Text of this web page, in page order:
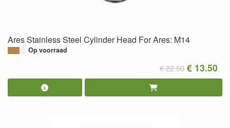
Ares Stainless Steel Cylinder Head For Ares: M14
Op voorraad
€ 22.50 € 13.50